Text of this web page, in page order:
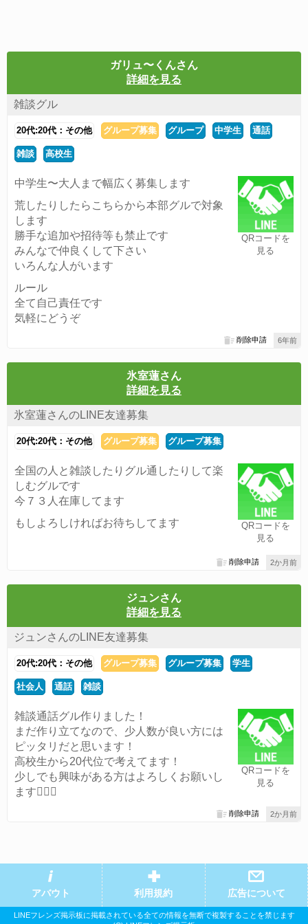
ガリュ〜くんさん
詳細を見る
雑談グル
20代:20代：その他 グループ募集 グループ 中学生 通話
雑談 高校生
QRコードを
見る
中学生〜大人まで幅広く募集します
荒したりしたらこちらから本部グルで対象
します
勝手な追加や招待等も禁止です
みんなで仲良くして下さい
いろんな人がいます
ルール
全て自己責任です
気軽にどうぞ
6年前
削除申請
氷室蓮さん
詳細を見る
氷室蓮さんのLINE友達募集
20代:20代：その他 グループ募集 グループ募集
QRコードを
見る
全国の人と雑談したりグル通したりして楽
しむグルです
今７３人在庫してます
もしよろしければお待ちしてます
2か月前
削除申請
ジュンさん
詳細を見る
ジュンさんのLINE友達募集
20代:20代：その他 グループ募集 グループ募集 学生
社会人 通話 雑談
QRコードを
見る
雑談通話グル作りました！
まだ作り立てなので、少人数が良い方には
ピッタリだと思います！
高校生から20代位で考えてます！
少しでも興味がある方はよろしくお願いし
ます🙇🏻‍♂️
2か月前
削除申請
アバウト 利用規約 広告について
LINEフレンズ掲示板に掲載されている全ての情報を無断で複製することを禁じます